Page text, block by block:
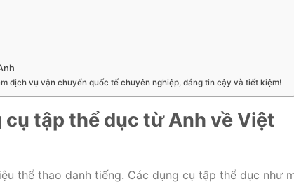
dịch vụ vận chuyển quốc tế chuyên nghiệp, đáng tin cậy và tiết kiệm!
tập thể dục từ Anh về Việt
thể thao danh tiếng. Các dụng cụ tập thể dục như